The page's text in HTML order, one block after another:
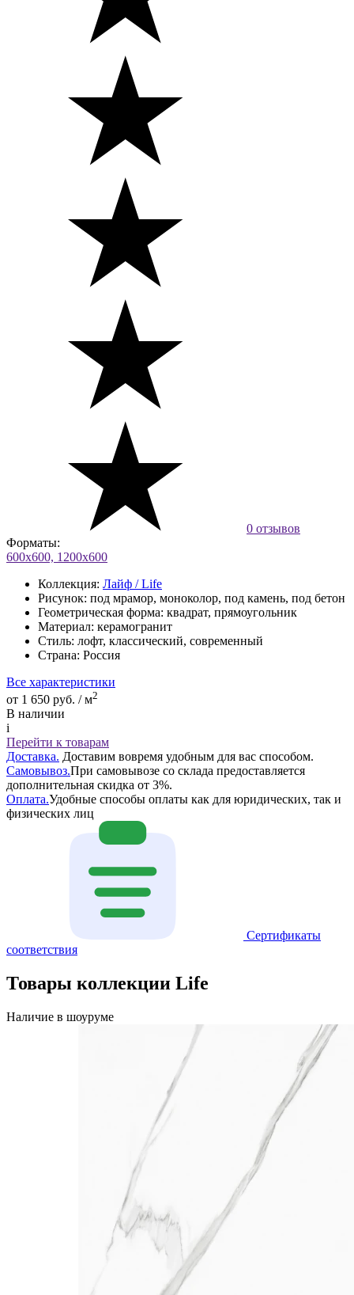
0 отзывов
Форматы:
600х600, 1200х600
Коллекция: Лайф / Life
Рисунок: под мрамор, моноколор, под камень, под бетон
Геометрическая форма: квадрат, прямоугольник
Материал: керамогранит
Стиль: лофт, классический, современный
Страна: Россия
Все характеристики
от 1 650 руб. / м2
В наличии
i
Перейти к товарам
Доставка. Доставим вовремя удобным для вас способом.
Самовывоз.При самовывозе со склада предоставляется
дополнительная скидка от 3%.
Оплата.Удобные способы оплаты как для юридических, так и
физических лиц
Сертификаты
соответствия
Товары коллекции Life
Наличие в шоуруме